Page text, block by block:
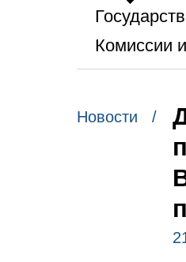
Комиссии
Новости /